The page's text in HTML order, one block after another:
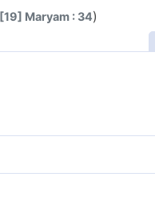
[19] Maryam : 34)